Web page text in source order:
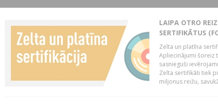
LAIPA OTRO
SERTIFIKĀTUS
Zelta un platīna
Apliecinājumi šoreiz
sasnieguši
Zelta sertifikāti tiek
miljonus reižu,